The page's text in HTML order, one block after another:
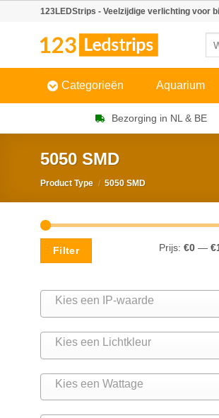
123LEDStrips - Veelzijdige verlichting voor
Categorieën Aquarium
Bezorging in NL & BE
5050 SMD
Product Type / 5050 SMD
prijs
prijsFilter Prijs: €0 —
Kies een IP-waarde
Kies een Lichtkleur
Kies een Wattage